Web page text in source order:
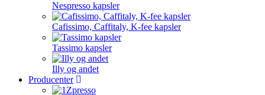
Nespresso kapsler
Cafissimo, Caffitaly, K-fee kapsler
Tassimo kapsler
Illy og andet
Producenter